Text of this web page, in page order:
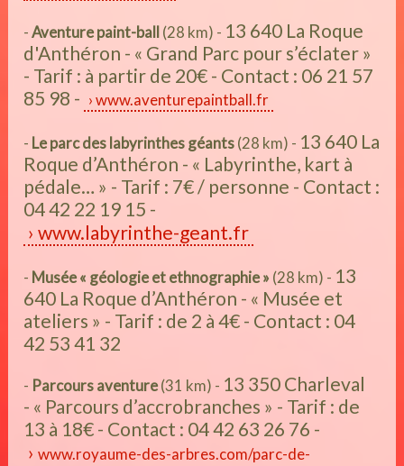
-Aventure paint-ball (28 km) - 13 640 La Roque
d'Anthéron - « Grand Parc pour s’éclater »
- Tarif : à partir de 20€ - Contact : 06 21 57
85 98 -
www.aventurepaintball.fr
- Le parc des labyrinthes géants(28 km) - 13 640 La
Roque d’Anthéron - « Labyrinthe, kart à
pédale… » - Tarif : 7€ / personne - Contact :
04 42 22 19 15 -
www.labyrinthe-geant.fr
- Musée « géologie et ethnographie » (28 km) - 13
640 La Roque d’Anthéron - « Musée et
ateliers » - Tarif : de 2 à 4€ - Contact : 04
42 53 41 32
- Parcours aventure(31 km) - 13 350 Charleval
- « Parcours d’accrobranches » - Tarif : de
13 à 18€ - Contact : 04 42 63 26 76 -
www.royaume-des-arbres.com/parc-de-